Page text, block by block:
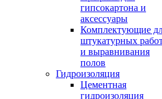
гипсокартона и
аксессуары
Комплектующие
штукатурных
и выравнивания
полов
Гидроизоляция
Цементная
гидроизоляция